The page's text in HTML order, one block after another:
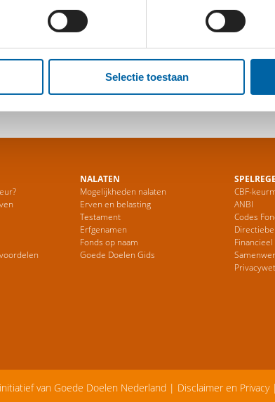
Selectie toestaan
NALATEN
Mogelijkheden nalaten
Erven en belasting
Testament
Erfgenamen
Fonds op naam
Goede Doelen Gids
CBF-
ANBI
Codes
van Goede Doelen Nederland | Disclaimer en Privacy|